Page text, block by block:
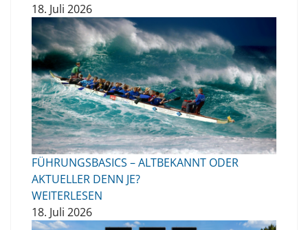
18. Juli 2026
FÜHRUNGSBASICS – ALTBEKANNT ODER
AKTUELLER DENN JE?
WEITERLESEN
18. Juli 2026